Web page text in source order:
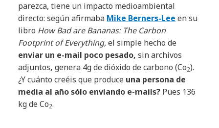
parezca, tiene un impacto medioambiental
directo: según afirmaba Mike Berners-Lee en su
libro How Bad are Bananas: The Carbon
Footprint of Everything,el simple hecho de
enviar un e-mail poco pesado,sin archivos
adjuntos, genera 4g de dióxido de carbono (Co2).
¿Y cuánto creéis que produce una persona de
media al año sólo enviando e-mails? Pues 136
kg de Co2.